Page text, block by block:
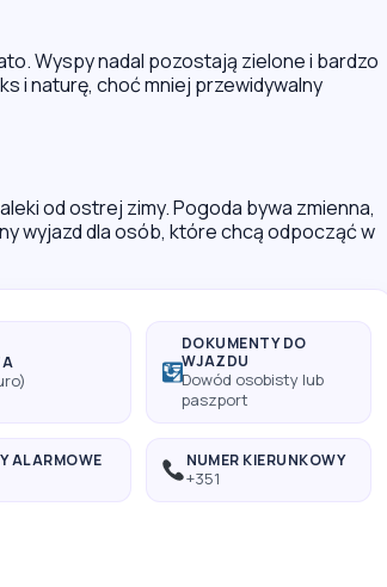
Wyspy nadal pozostają zielone i bardzo
i naturę, choć mniej przewidywalny
od ostrej zimy. Pogoda bywa zmienna,
wyjazd dla osób, które chcą odpocząć w
DOKUMENTY DO
WJAZDU
Dowód osobisty lub
paszport
ALARMOWE NUMER KIERUNKOWY
+351